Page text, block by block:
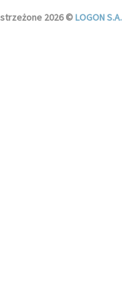
2026 ©LOGON S.A.